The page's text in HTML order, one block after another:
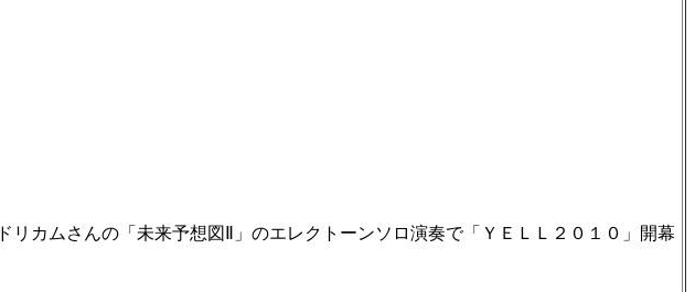
ドリカムさんの「未来予想図Ⅱ」のエレクトーンソロ演奏で「ＹＥＬＬ２０１０」開幕